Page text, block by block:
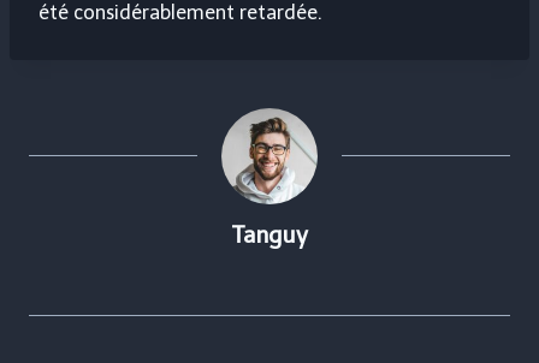
été considérablement retardée.
Tanguy